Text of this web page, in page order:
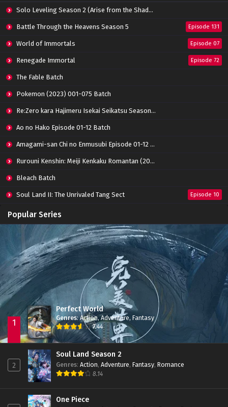
Eps 01 - February 28, 2022
Solo Leveling Season 2 (Arise from the Shadow)
Battle Through the Heavens Season 5 Episode 131
World of Immortals Episode 07
Renegade Immortal Episode 72
The Fable Batch
Pokemon (2023) 001-075 Batch
Re:Zero kara Hajimeru Isekai Seikatsu Season 3 Episode 01-08 Batch
Ao no Hako Episode 01-12 Batch
Amagami-san Chi no Enmusubi Episode 01-12 Batch
Rurouni Kenshin: Meiji Kenkaku Romantan (2023) 01-36 Batch
Bleach Batch
Soul Land II: The Unrivaled Tang Sect Episode 10
Apotheosis
Immortality Season 3
Jade Dynasty Season 2 Episode 15
Popular Series
1
Perfect World
Genres:Action,Adventure, Fantasy
7.44
2
Soul Land Season 2
Genres: Action, Adventure, Fantasy, Romance
8.14
One Piece